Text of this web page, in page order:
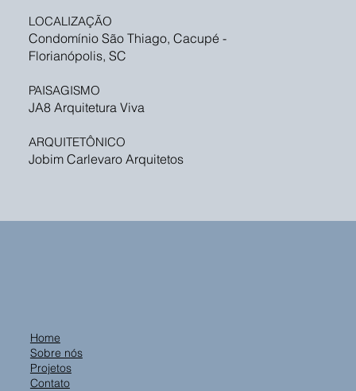
LOCALIZAÇÃO
Condomínio São Thiago, Cacupé -
Florianópolis, SC
PAISAGISMO
JA8 Arquitetura Viva
ARQUITETÔNICO
Jobim Carlevaro Arquitetos
Home
Sobre nós
Projetos
Contato